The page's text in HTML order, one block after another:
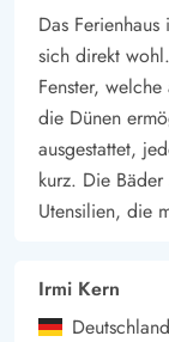
Das
sich direkt
Fenster,
die Dünen
ausgestattet,
kurz. Die
Utensilien, die
Irmi Kern
Deutschland